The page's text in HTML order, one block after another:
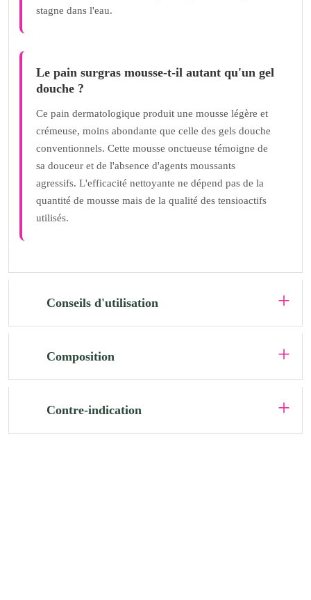
stagne dans l'eau.
Le pain surgras mousse-t-il autant qu'un gel
douche ?
Ce pain dermatologique produit une mousse légère et
crémeuse, moins abondante que celle des gels douche
conventionnels. Cette mousse onctueuse témoigne de
sa douceur et de l'absence d'agents moussants
agressifs. L'efficacité nettoyante ne dépend pas de la
quantité de mousse mais de la qualité des tensioactifs
utilisés.
Conseils d'utilisation
Composition
Contre-indication